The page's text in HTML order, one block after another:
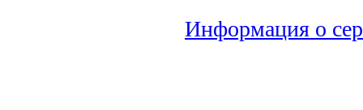
Информация о